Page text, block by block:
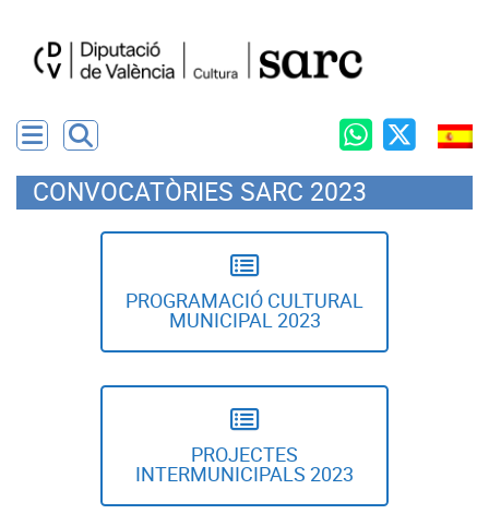
CONVOCATÒRIES SARC 2023
PROGRAMACIÓ CULTURAL
MUNICIPAL 2023
PROJECTES
INTERMUNICIPALS 2023